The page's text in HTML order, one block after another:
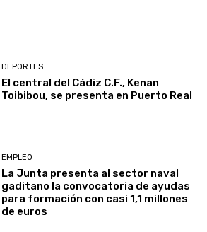
DEPORTES
El central del Cádiz C.F., Kenan
Toibibou, se presenta en Puerto Real
EMPLEO
La Junta presenta al sector naval
gaditano la convocatoria de ayudas
para formación con casi 1,1 millones
de euros